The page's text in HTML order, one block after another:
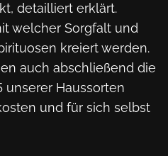
detailliert erklärt.
welcher Sorgfalt und
kreiert werden.
auch abschließend die
unserer Haussorten
und für sich selbst